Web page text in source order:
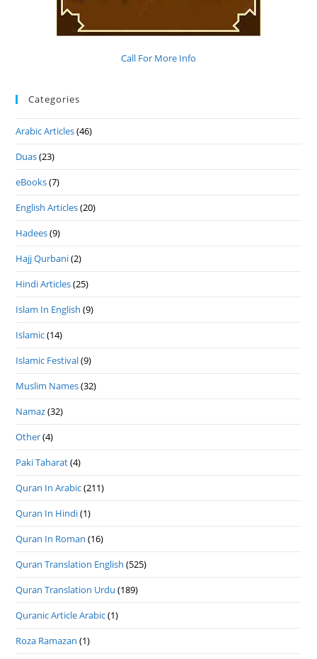
Call For More Info
Categories
Arabic Articles(46)
Duas(23)
eBooks(7)
English Articles(20)
Hadees(9)
Hajj Qurbani(2)
Hindi Articles(25)
Islam In English (9)
Islamic(14)
Islamic Festival(9)
Muslim Names(32)
Namaz(32)
Other(4)
Paki Taharat(4)
Quran In Arabic(211)
Quran In Hindi(1)
Quran In Roman (16)
Quran Translation English (525)
Quran Translation Urdu (189)
Quranic Article Arabic(1)
Roza Ramazan (1)